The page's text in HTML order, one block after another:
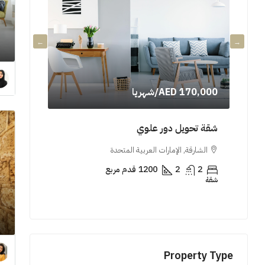
AED 170,000/شهريا
شقة تحويل دور علوي
الشارقة, الإمارات العربية المتحدة
2
2
1200 قدم مربع
شقة
شقة
Property Type